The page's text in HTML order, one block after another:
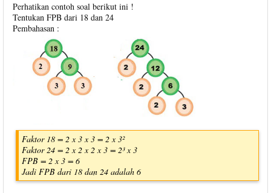
Perhatikan contoh soal berikut ini !
Tentukan FPB dari 18 dan 24
Pembahasan :
Faktor 18 = 2 x 3 x 3 = 2 x 3²
Faktor 24 = 2 x 2 x 2 x 3 = 2³ x 3
FPB = 2 x 3 = 6
Jadi FPB dari 18 dan 24 adalah 6